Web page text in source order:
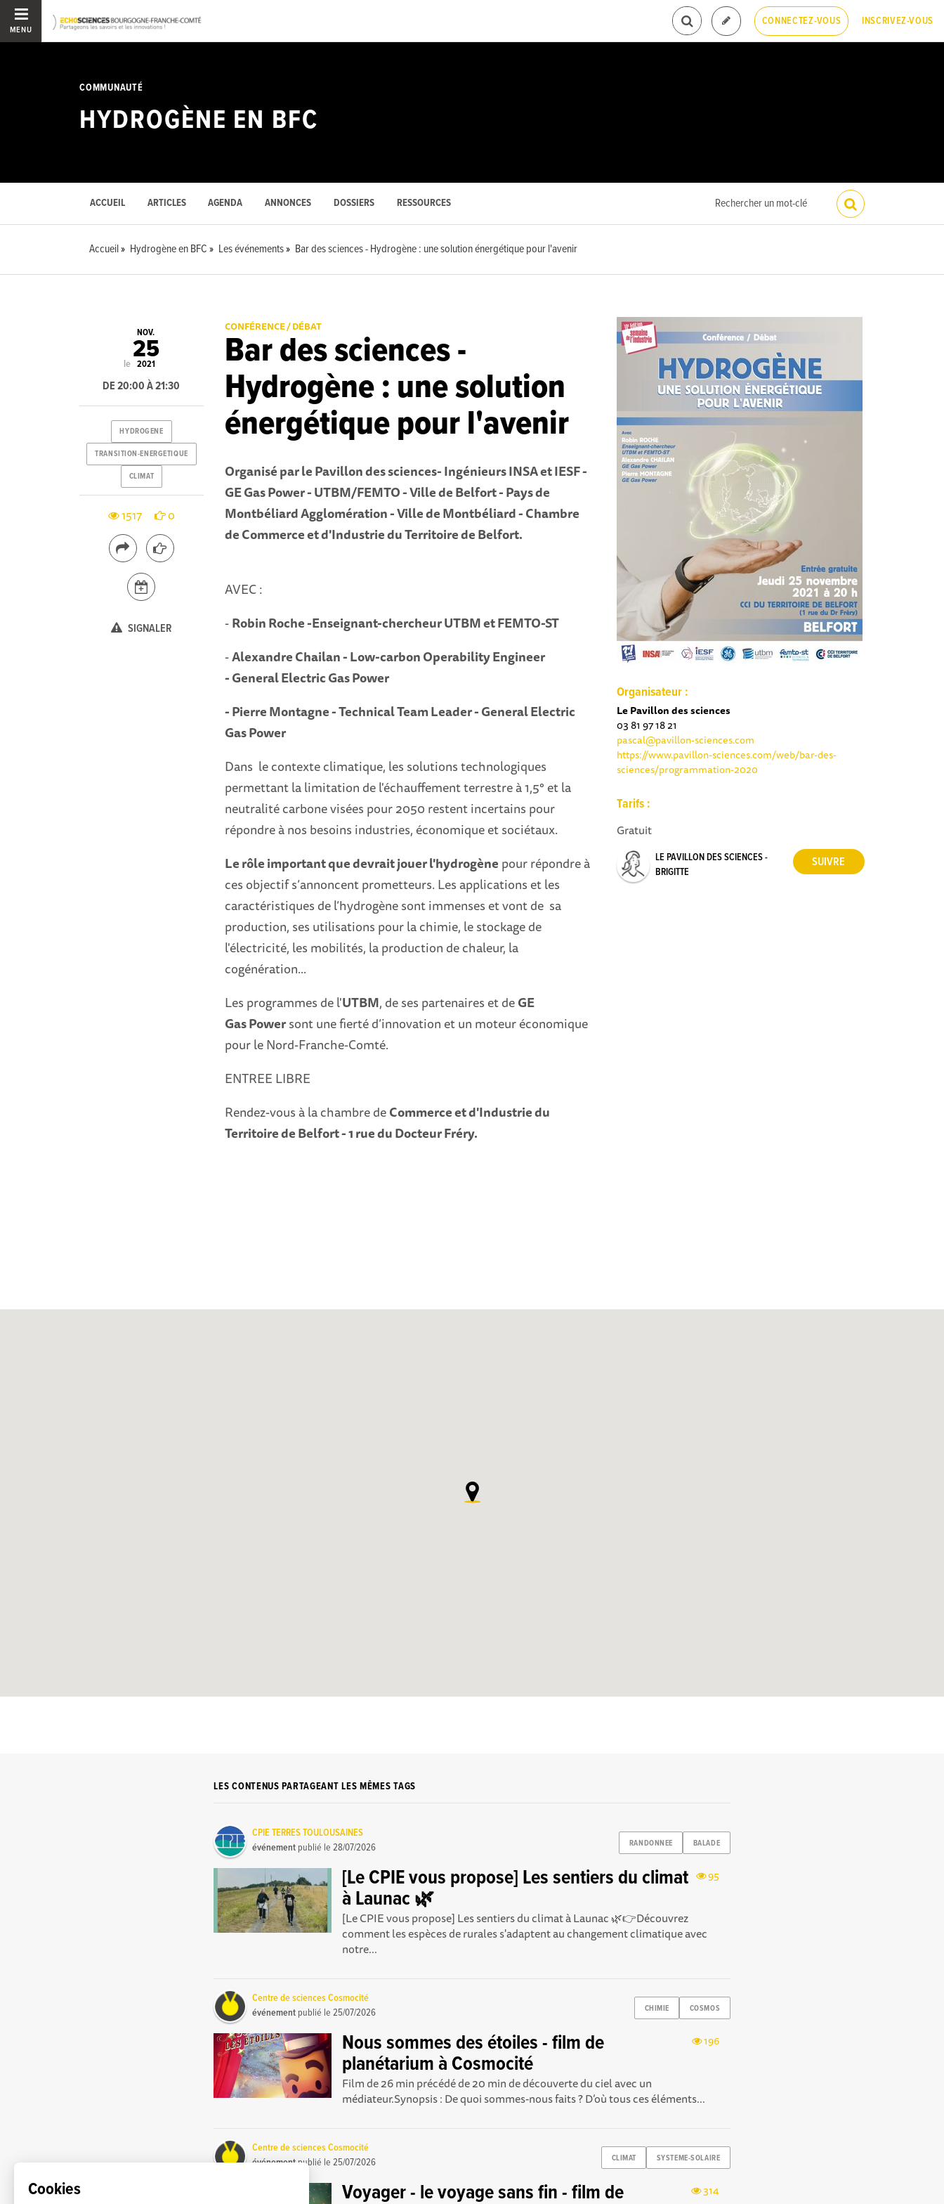
Cookies
MENU
CONNECTEZ-VOUS INSCRIVEZ-VOUS
COMMUNAUTÉ
HYDROGÈNE EN BFC
ACCUEIL ARTICLES AGENDA ANNONCES DOSSIERS RESSOURCES
Accueil Hydrogène en BFC Les événements Bar des sciences - Hydrogène : une solution énergétique pour l'avenir
CONFÉRENCE / DÉBAT
Bar des sciences -
Hydrogène : une solution
énergétique pour l'avenir
Organisé par le Pavillon des sciences- Ingénieurs INSA et IESF -
GE Gas Power - UTBM/FEMTO - Ville de Belfort - Pays de
Montbéliard Agglomération - Ville de Montbéliard - Chambre
de Commerce et d'Industrie du Territoire de Belfort.
AVEC :
-Robin Roche -Enseignant-chercheur UTBM et FEMTO-ST
-Alexandre Chailan -Low-carbon Operability Engineer
-General Electric Gas Power
-Pierre Montagne - Technical Team Leader - General Electric
Gas Power
Dans le contexte climatique, les solutions technologiques
permettant la limitation de l'échauffement terrestre à 1,5° et la
neutralité carbone visées pour 2050 restent incertains pour
répondre à nos besoins industries, économique et sociétaux.
Le rôle important que devrait jouer l'hydrogène pour répondre à
ces objectif s’annoncent prometteurs. Les applications et les
caractéristiques de l’hydrogène sont immenses et vont de sa
production, ses utilisations pour la chimie, le stockage de
l'électricité, les mobilités, la production de chaleur, la
cogénération...
Les programmes de l'UTBM, de ses partenaires et deGE
Gas Powersont une fierté d’innovation et un moteur économique
pour le Nord-Franche-Comté.
ENTREE LIBRE
Rendez-vous à la chambre deCommerce et d'Industrie du
Territoire de Belfort - 1 rue du Docteur Fréry.
Organisateur :
Le Pavillon des sciences
03 81 97 18 21
pascal@pavillon-sciences.com
https://www.pavillon-sciences.com/web/bar-des-
sciences/programmation-2020
Tarifs :
Gratuit
LE PAVILLON DES SCIENCES -
BRIGITTE
le
NOV.
25
2021
DE 20:00 À 21:30
HYDROGENE
TRANSITION-ENERGETIQUE
CLIMAT
1517 0
SIGNALER
LES CONTENUS PARTAGEANT LES MÊMES TAGS
RANDONNEE BALADE
CPIE TERRES TOULOUSAINES
événement publié le28/07/2026
95
[Le CPIE vous propose] Les sentiers du climat
à Launac 🌿
[Le CPIE vous propose] Les sentiers du climat à Launac 🌿👉Découvrez
comment les espèces de rurales s'adaptent au changement climatique avec
notre...
CHIMIE COSMOS
Centre de sciences Cosmocité
événement publié le25/07/2026
196
Nous sommes des étoiles - film de
planétarium à Cosmocité
Film de 26 min précédé de 20 min de découverte du ciel avec un
médiateur.Synopsis : De quoi sommes-nous faits ? D’où tous ces éléments...
CLIMAT SYSTEME-SOLAIRE
Centre de sciences Cosmocité
événementpublié le25/07/2026
314
Voyager - le voyage sans fin - film de